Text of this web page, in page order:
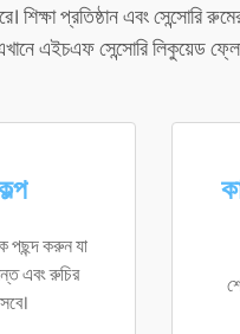
প্রতিষ্ঠান এবং সেন্সোরি
এইচএফ সেন্সোরি লিকুয়েড
পছন্দ করুন যা
এবং রুচির